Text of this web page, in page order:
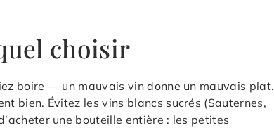
choisir
boire — un mauvais vin donne un mauvais plat.
bien. Évitez les vins blancs sucrés (Sauternes,
une bouteille entière : les petites